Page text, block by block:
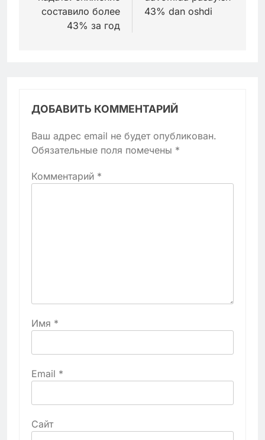
составило более
43% за год
43% dan oshdi
ДОБАВИТЬ КОММЕНТАРИЙ
Ваш адрес email не будет опубликован.
Обязательные поля помечены *
Комментарий *
Имя *
Email *
Сайт